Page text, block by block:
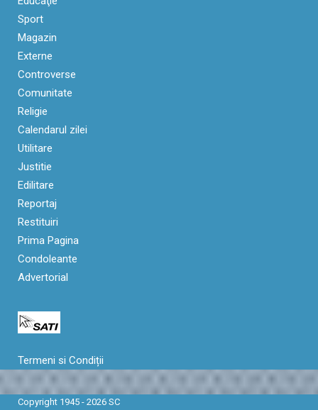
Sport
Magazin
Externe
Controverse
Comunitate
Religie
Calendarul zilei
Utilitare
Justitie
Edilitare
Reportaj
Restituiri
Prima Pagina
Condoleante
Advertorial
Termeni si Condiții
Copyright 1945 - 2026 SC